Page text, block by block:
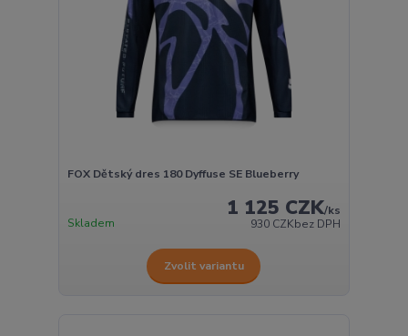
FOX Dětský dres 180 Dyffuse SE Blueberry
1 125 CZK/ks
930 CZKbez DPH
Skladem
Zvolit variantu